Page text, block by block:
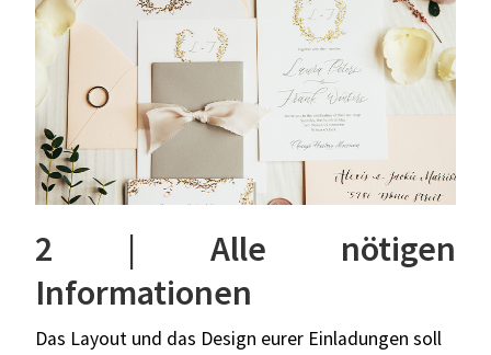
2 | Alle nötigen
Informationen
Das Layout und das Design eurer Einladungen soll